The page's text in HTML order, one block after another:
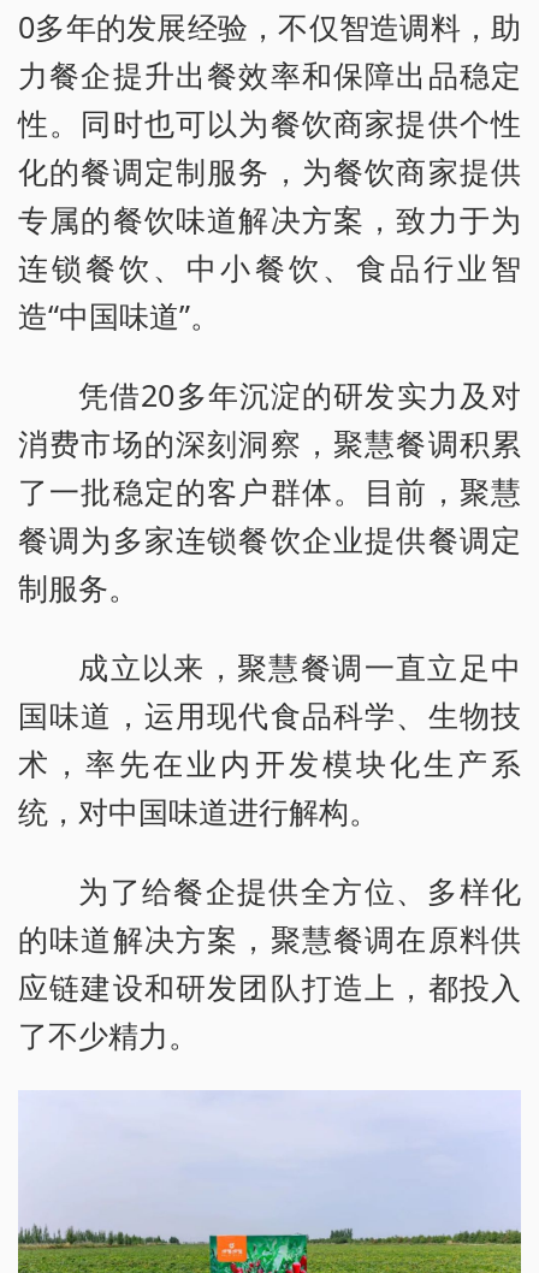
0多年的发展经验，不仅智造调料，助
力餐企提升出餐效率和保障出品稳定
性。同时也可以为餐饮商家提供个性
化的餐调定制服务，为餐饮商家提供
专属的餐饮味道解决方案，致力于为
连锁餐饮、中小餐饮、食品行业智
造“中国味道”。
凭借20多年沉淀的研发实力及对
消费市场的深刻洞察，聚慧餐调积累
了一批稳定的客户群体。目前，聚慧
餐调为多家连锁餐饮企业提供餐调定
制服务。
成立以来，聚慧餐调一直立足中
国味道，运用现代食品科学、生物技
术，率先在业内开发模块化生产系
统，对中国味道进行解构。
为了给餐企提供全方位、多样化
的味道解决方案，聚慧餐调在原料供
应链建设和研发团队打造上，都投入
了不少精力。